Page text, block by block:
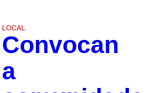
LOCAL
Convocan
a